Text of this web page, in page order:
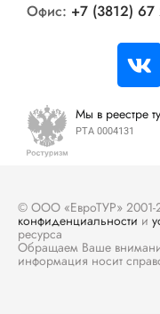
Офис: +7 (3812) 67
Мы в реестре
РТА 0004131
© ООО «ЕвроТУР» 2001-
конфиденциальности и
ресурса
Обращаем Ваше
информация носит